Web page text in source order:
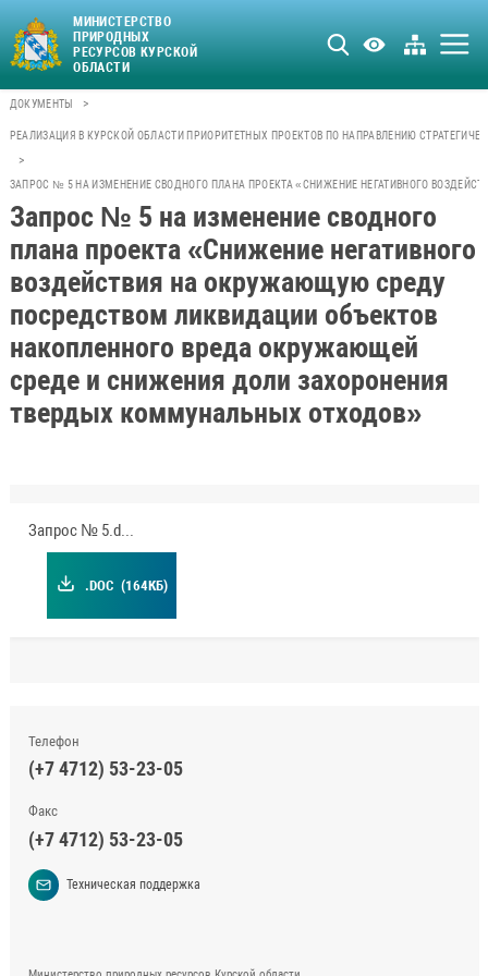
МИНИСТЕРСТВО
ПРИРОДНЫХ
РЕСУРСОВ КУРСКОЙ
ОБЛАСТИ
ДОКУМЕНТЫ >
РЕАЛИЗАЦИЯ В КУРСКОЙ ОБЛАСТИ ПРИОРИТЕТНЫХ ПРОЕКТОВ ПО НАПРАВЛЕНИЮ
>
ЗАПРОС № 5 НА ИЗМЕНЕНИЕ СВОДНОГО ПЛАНА ПРОЕКТА «СНИЖЕНИЕ НЕГАТИВНОГО
Запрос № 5 на изменение сводного
плана проекта «Снижение негативного
воздействия на окружающую среду
посредством ликвидации объектов
накопленного вреда окружающей
среде и снижения доли захоронения
твердых коммунальных отходов»
Запрос № 5.doc
.DOC (164КБ)
Телефон
(+7 4712) 53-23-05
Факс
(+7 4712) 53-23-05
Техническая поддержка